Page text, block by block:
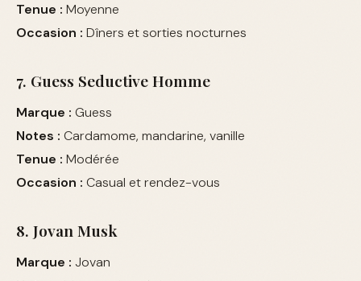
Tenue : Moyenne
Occasion : Dîners et sorties nocturnes
7. Guess Seductive Homme
Marque : Guess
Notes : Cardamome, mandarine, vanille
Tenue : Modérée
Occasion : Casual et rendez-vous
8. Jovan Musk
Marque : Jovan